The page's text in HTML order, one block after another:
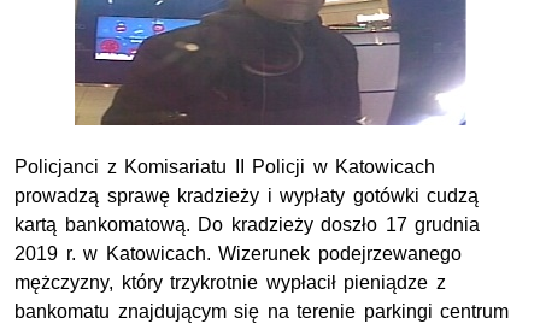
Policjanci z Komisariatu II Policji w Katowicach
prowadzą sprawę kradzieży i wypłaty gotówki cudzą
kartą bankomatową. Do kradzieży doszło 17 grudnia
2019 r. w Katowicach. Wizerunek podejrzewanego
mężczyzny, który trzykrotnie wypłacił pieniądze z
bankomatu znajdującym się na terenie parkingi centrum